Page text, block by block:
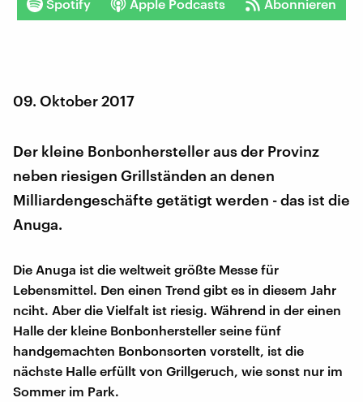
Spotify Apple Podcasts Abonnieren
09. Oktober 2017
Der kleine Bonbonhersteller aus der Provinz
neben riesigen Grillständen an denen
Milliardengeschäfte getätigt werden - das ist die
Anuga.
Die Anuga ist die weltweit größte Messe für
Lebensmittel. Den einen Trend gibt es in diesem Jahr
nciht. Aber die Vielfalt ist riesig. Während in der einen
Halle der kleine Bonbonhersteller seine fünf
handgemachten Bonbonsorten vorstellt, ist die
nächste Halle erfüllt von Grillgeruch, wie sonst nur im
Sommer im Park.